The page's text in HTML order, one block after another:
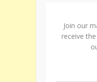
Join our
receive